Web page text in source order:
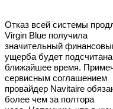
Отказ всей системы
Virgin Blue получила
значительный
ущерба будет
ближайшее время.
сервисным соглашением
провайдер Navitaire
более чем за полтора